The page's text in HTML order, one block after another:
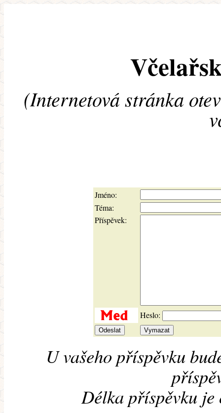
(Internetová stránka
Jméno:
Téma:
Příspěvek:
Heslo:
U vašeho příspěvku
Délka příspěvku je